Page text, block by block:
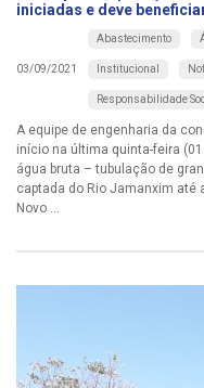
iniciadas e deve
03/09/2021
Abastecimento
Institucional
Responsabilidade
A equipe de engenharia da
início na última quinta-feira
água bruta – tubulação de
captada do Rio Jamanxim até
Novo ...